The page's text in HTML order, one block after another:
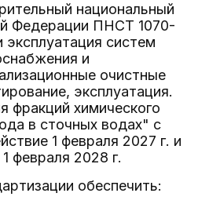
национальный
Федерации ПНСТ 1070-
систем
и
очистные
эксплуатация.
фракций химического
в сточных водах" с
1 февраля 2027 г. и
февраля 2028 г.
обеспечить: